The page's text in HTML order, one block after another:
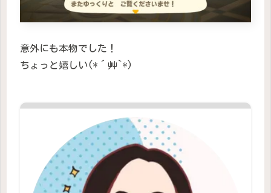
意外にも本物でした！
ちょっと嬉しい(*´艸`*)